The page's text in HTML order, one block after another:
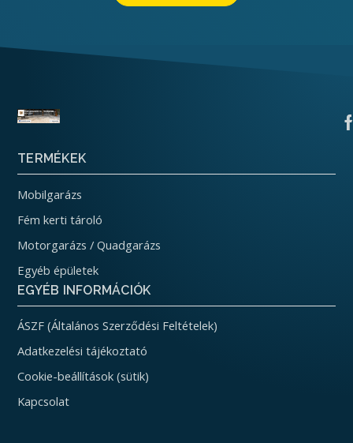
TERMÉKEK
Mobilgarázs
Fém kerti tároló
Motorgarázs / Quadgarázs
Egyéb épületek
EGYÉB INFORMÁCIÓK
ÁSZF (Általános Szerződési Feltételek)
Adatkezelési tájékoztató
Cookie-beállítások (sütik)
Kapcsolat